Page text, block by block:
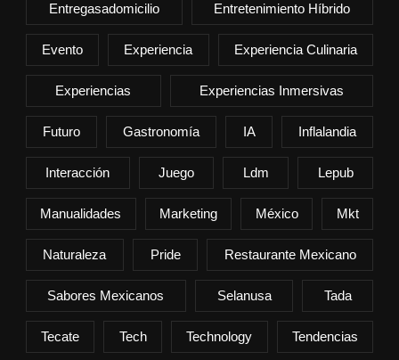
Entregasadomicilio Entretenimiento Híbrido
Evento Experiencia Experiencia Culinaria
Experiencias Experiencias Inmersivas
Futuro Gastronomía IA Inflalandia
Interacción Juego Ldm Lepub
Manualidades Marketing México Mkt
Naturaleza Pride Restaurante Mexicano
Sabores Mexicanos Selanusa Tada
Tecate Tech Technology Tendencias